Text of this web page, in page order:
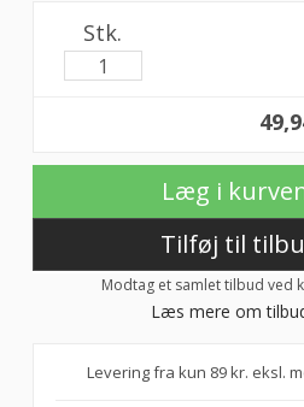
Stk.
Læg i
Tilføj til
Modtag et samlet tilbud ved
Læs mere om
Levering fra kun 89 kr. eksl.